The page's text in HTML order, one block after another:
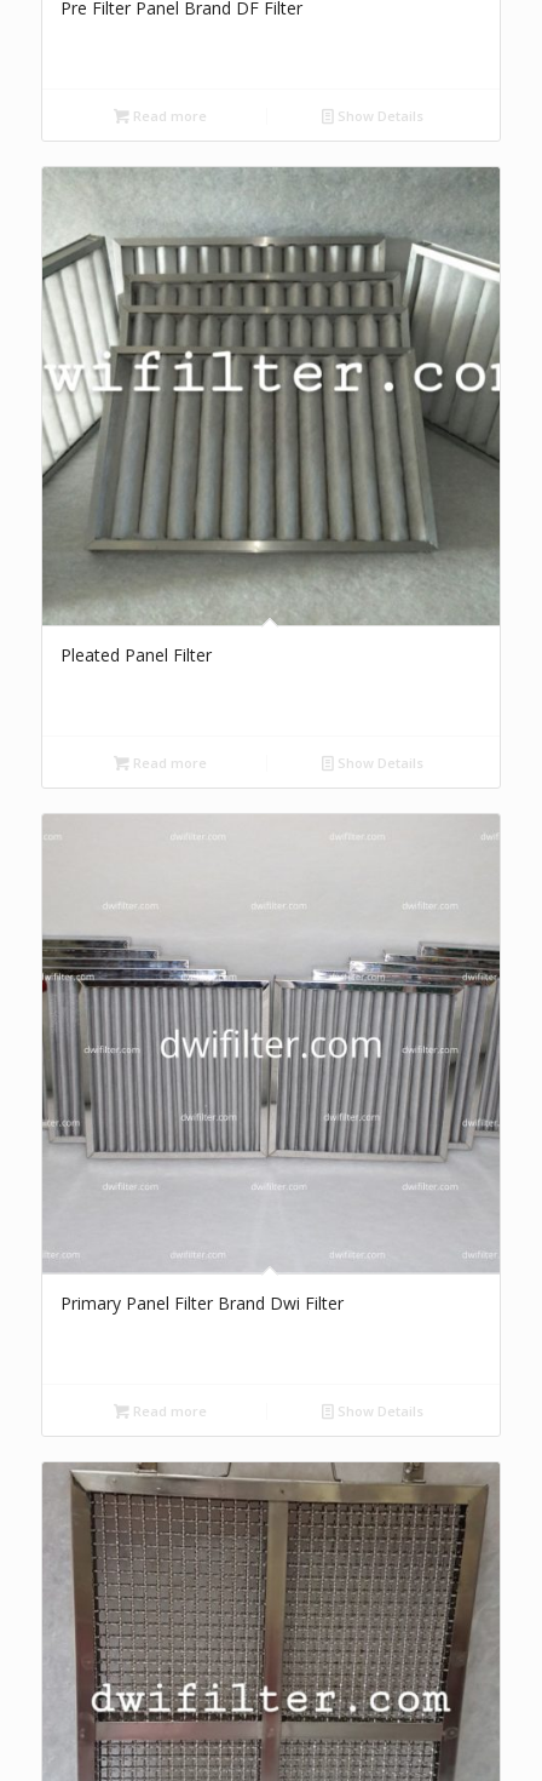
Pre Filter Panel Brand DF Filter
Read more Show Details
Pleated Panel Filter
Read more Show Details
Primary Panel Filter Brand Dwi Filter
Read more Show Details